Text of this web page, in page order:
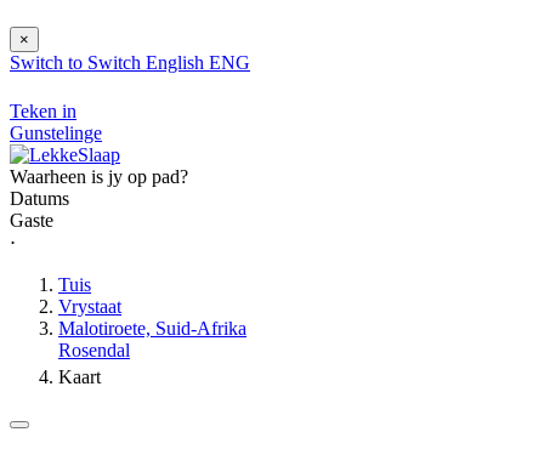
×
Switch to Switch English ENG
Teken in
Gunstelinge
Waarheen is jy op pad?
Datums
Gaste
⋅
Tuis
Vrystaat
Malotiroete, Suid-Afrika
Rosendal
Kaart